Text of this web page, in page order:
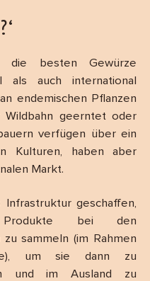
besten Gewürze
als auch international
endemischen Pflanzen
geerntet oder
verfügen über ein
Kulturen, haben aber
Markt.
geschaffen,
bei den
zu sammeln (im Rahmen
um sie dann zu
und im Ausland zu